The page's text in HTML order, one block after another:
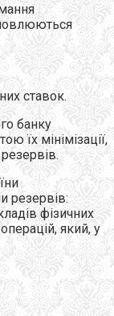
ставок.
банку
їх мінімізації,
резервів:
фізичних
який, у